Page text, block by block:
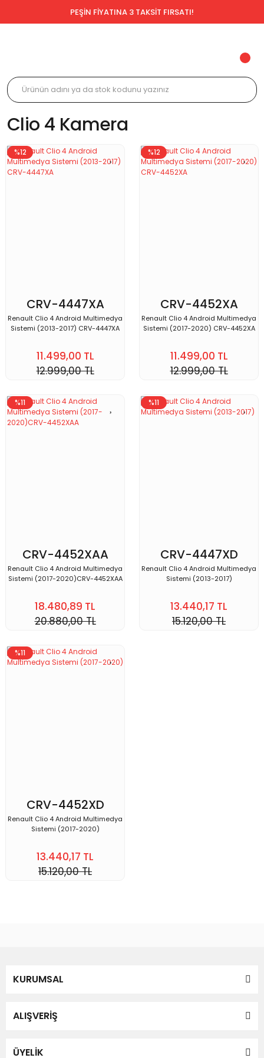
PEŞİN FİYATINA 3 TAKSİT FIRSATI!
Clio 4 Kamera
%12
CRV-4447XA
Renault Clio 4 Android Multimedya
Sistemi (2013-2017) CRV-4447XA
11.499,00 TL
12.999,00 TL
%12
CRV-4452XA
Renault Clio 4 Android Multimedya
Sistemi (2017-2020) CRV-4452XA
11.499,00 TL
12.999,00 TL
%11
CRV-4452XAA
Renault Clio 4 Android Multimedya
Sistemi (2017-2020)CRV-4452XAA
18.480,89 TL
20.880,00 TL
%11
CRV-4447XD
Renault Clio 4 Android Multimedya
Sistemi (2013-2017)
13.440,17 TL
15.120,00 TL
%11
CRV-4452XD
Renault Clio 4 Android Multimedya
Sistemi (2017-2020)
13.440,17 TL
15.120,00 TL
KURUMSAL
ALIŞVERİŞ
ÜYELİK